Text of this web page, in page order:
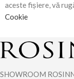
aceste fișiere, vă
Cookie
SHOWROOM